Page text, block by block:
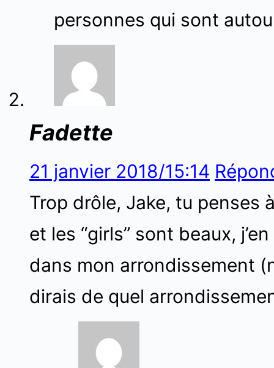
personnes qui sont
Fadette
21 janvier 2018/15:14
Trop drôle, Jake, tu penses
et les “girls” sont beaux,
dans mon arrondissement
dirais de quel